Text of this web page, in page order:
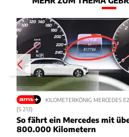
KILOMETERKÖNIG MERCEDES
(S 213)
So fährt ein Mercedes mit
800.000 Kilometern